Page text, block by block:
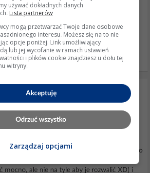
się samoregulator ręcznego.
5652
ABS - problem z
kół po mocnym hamowaniu,
czujnika na kole
nazapieczonyhamulec. Możesz testowo
po "mocnym hamowaniu" blokuje ci się
się, zahamuj tak by wywołać "tę blokadę" aż do
potem uderz czymś twardym w oba zaciski
mocno, ale nie na tyle aby je rozwalić XD) i
używać dokładnych danych
Lista partnerów
mogą przetwarzać Twoje dane osobowe
interesu. Możesz się na to nie
opcje poniżej. Link umożliwiający
lub jej wycofanie w ramach ustawień
i plików cookie znajdziesz u dołu tej
witryny.
Akceptuję
Odrzuć wszystko
Zarządzaj opcjami